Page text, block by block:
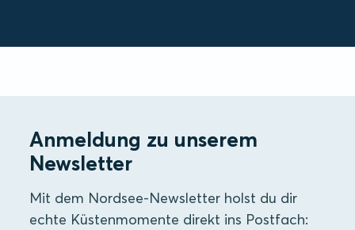
Anmeldung zu unserem
Newsletter
Mit dem Nordsee-Newsletter holst du dir
echte Küstenmomente direkt ins Postfach: